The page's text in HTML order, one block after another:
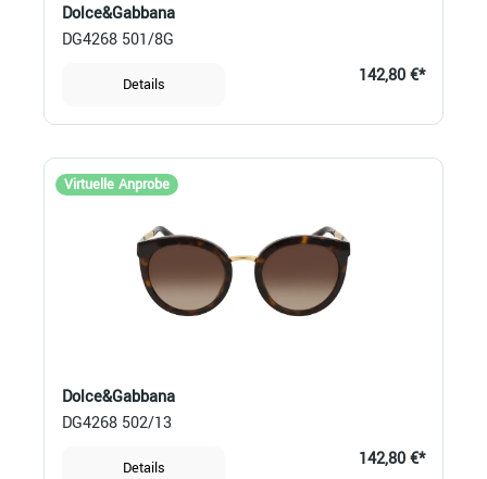
Dolce&Gabbana
DG4268 501/8G
Details 142,80 €*
Virtuelle Anprobe
Dolce&Gabbana
DG4268 502/13
Details 142,80 €*